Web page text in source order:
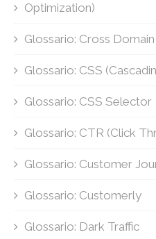
Optimization)
Glossario: Cross
Glossario: CSS
Glossario: CSS Selector
Glossario: CTR (Click
Glossario: Customer
Glossario: Customerly
Glossario: Dark Traffic